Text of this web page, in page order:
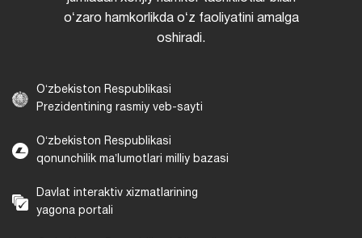
oʻzaro hamkorlikda oʻz faoliyatini amalga
oshiradi.
Oʻzbekiston Respublikasi
Prezidentining rasmiy veb-sayti
Oʻzbekiston Respublikasi
qonunchilik maʼlumotlari milliy bazasi
Davlat interaktiv xizmatlarining
yagona portali